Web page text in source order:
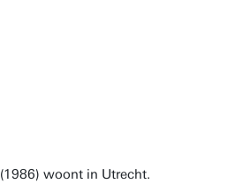
(1986) woont in Utrecht.